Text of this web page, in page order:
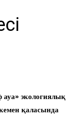
ауа» экологиялық
қаласында